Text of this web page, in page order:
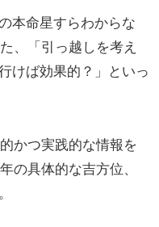
本命星すらわからな
、「引っ越しを考え
けば効果的？」といっ
かつ実践的な情報を
の具体的な吉方位、